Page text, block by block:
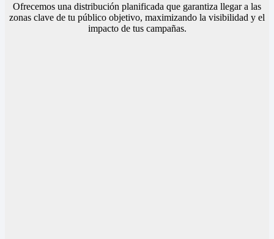
Ofrecemos una distribución planificada que garantiza llegar a las
zonas clave de tu público objetivo, maximizando la visibilidad y el
impacto de tus campañas.